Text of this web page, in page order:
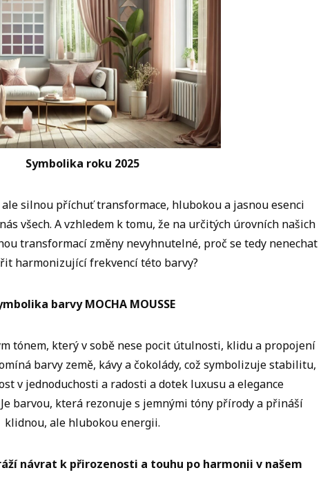
Symbolika roku 2025
silnou příchuť transformace, hlubokou a jasnou esenci
všech. A vzhledem k tomu, že na určitých úrovních našich
transformací změny nevyhnutelné, proč se tedy nenechat
harmonizující frekvencí této barvy?
barvy MOCHA MOUSSE
tónem, který v sobě nese pocit útulnosti, klidu a propojení
barvy země, kávy a čokolády, což symbolizuje stabilitu,
v jednoduchosti a radosti a dotek luxusu a elegance
barvou, která rezonuje s jemnými tóny přírody a přináší
klidnou, ale hlubokou energii.
návrat k přirozenosti a touhu po harmonii v našem